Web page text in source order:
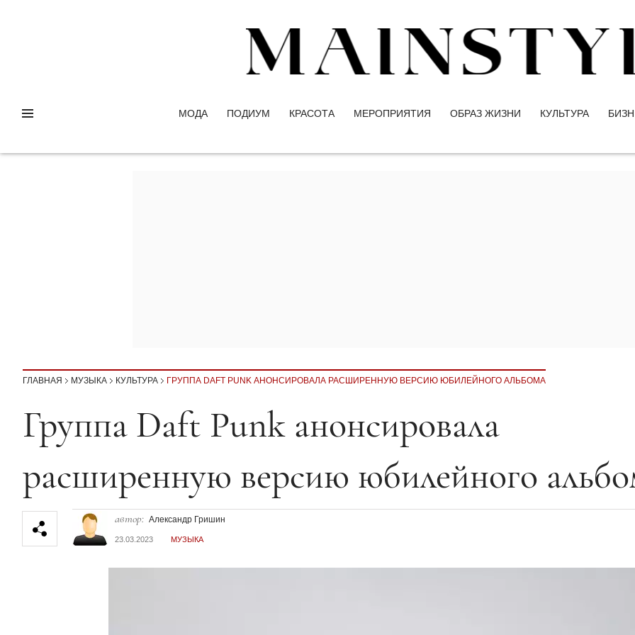
МОДА ПОДИУМ КРАСОТА МЕРОПРИЯТИЯ ОБРАЗ ЖИЗНИ КУЛЬТУРА
ГЛАВНАЯ МУЗЫКА КУЛЬТУРА ГРУППА DAFT PUNK АНОНСИРОВАЛА РАСШИРЕННУЮ ВЕРСИЮ ЮБИЛЕЙНОГО АЛЬБОМА
Секция статей
Группа Daft Punk анонсировала
расширенную версию юбилейного
автор: Александр Гришин
23.03.2023 МУЗЫКА